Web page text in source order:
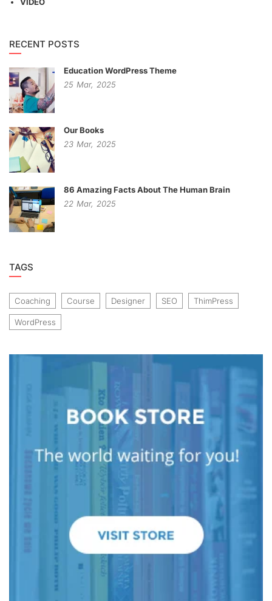
RECENT POSTS
Education WordPress Theme
25 Mar, 2025
Our Books
23 Mar, 2025
86 Amazing Facts About The Human Brain
22 Mar, 2025
TAGS
Coaching Course Designer SEO ThimPress
WordPress